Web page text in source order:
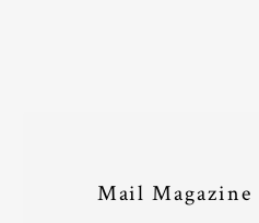
Mail Magazine